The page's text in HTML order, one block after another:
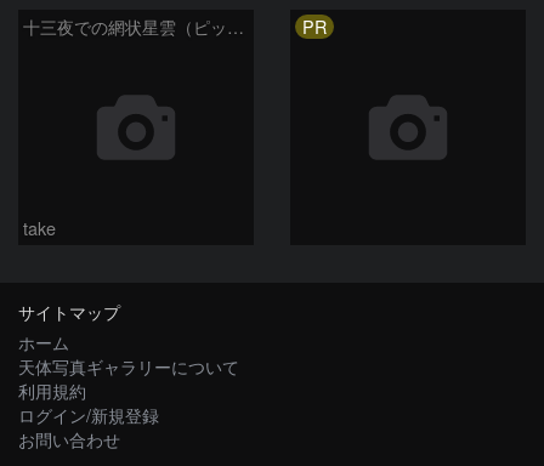
十三夜での網状星雲（ピッカリングの三角）
take
PR
サイトマップ
ホーム
天体写真ギャラリーについて
利用規約
ログイン/新規登録
お問い合わせ